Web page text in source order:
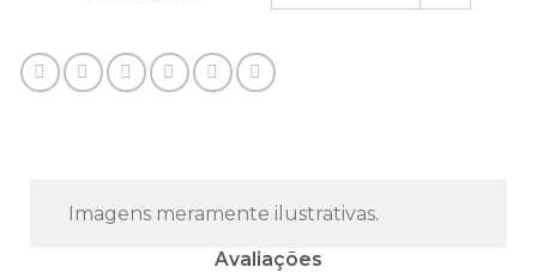
Imagens meramente ilustrativas.
Avaliações